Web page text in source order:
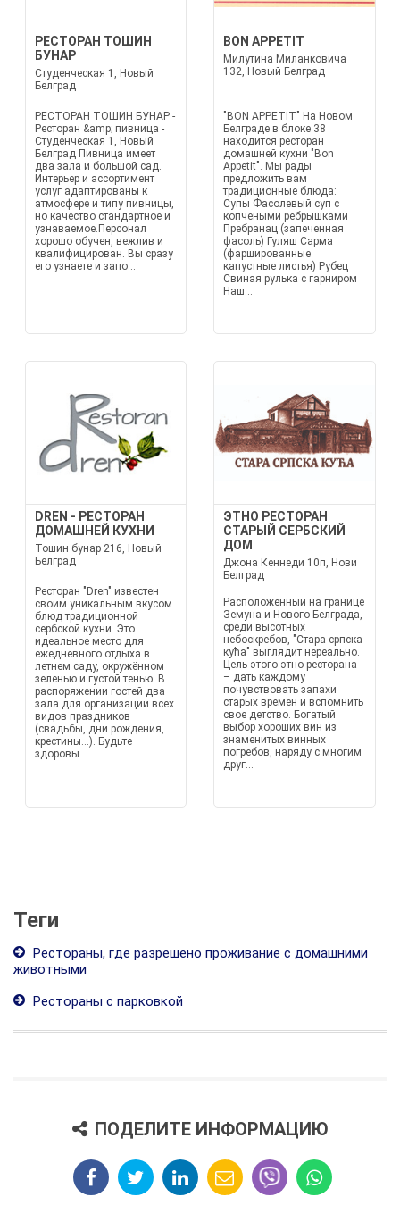
РЕСТОРАН ТОШИН
БУНАР
Студенческая 1, Новый
Белград
РЕСТОРАН ТОШИН БУНАР -
Ресторан &amp; пивница -
Студенческая 1, Новый
Белград Пивница имеет
два зала и большой сад.
Интерьер и ассортимент
услуг адаптированы к
атмосфере и типу пивницы,
но качество стандартное и
узнаваемое.Персонал
хорошо обучен, вежлив и
квалифицирован. Вы сразу
его узнаете и запо...
BON APPETIT
Милутина Миланковича
132, Новый Белград
"BON APPETIT" На Новом
Белграде в блоке 38
находится ресторан
домашней кухни "Bon
Appetit". Мы рады
предложить вам
традиционные блюда:
Супы Фасолевый суп с
копчеными ребрышками
Пребранац (запеченная
фасоль) Гуляш Сарма
(фаршированные
капустные листья) Рубец
Свиная рулька с гарниром
Наш...
DREN - РЕСТОРАН
ДОМАШНЕЙ КУХНИ
Тошин бунар 216, Новый
Белград
Ресторан "Dren" известен
своим уникальным вкусом
блюд традиционной
сербской кухни. Это
идеальное место для
ежедневного отдыха в
летнем саду, окружённом
зеленью и густой тенью. В
распоряжении гостей два
зала для организации всех
видов праздников
(свадьбы, дни рождения,
крестины...). Будьте
здоровы...
ЭТНО РЕСТОРАН
СТАРЫЙ СЕРБСКИЙ
ДОМ
Джона Кеннеди 10п, Нови
Белград
Расположенный на границе
Земуна и Нового Белграда,
среди высотных
небоскребов, "Стара српска
кућа" выглядит нереально.
Цель этого этно-ресторана
– дать каждому
почувствовать запахи
старых времен и вспомнить
свое детство. Богатый
выбор хороших вин из
знаменитых винных
погребов, наряду с многим
друг...
Теги
Рестораны, где разрешено проживание с домашними
животными
Рестораны с парковкой
ПОДЕЛИТЕ ИНФОРМАЦИЮ